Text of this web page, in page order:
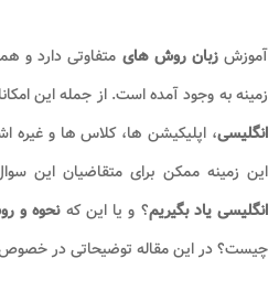
آموزشزبان روش های متفاوتی دارد و
زمینه به وجود آمده است. از جمله این
انگلیسی، اپلیکیشن ها، کلاس ها و غیره
این زمینه ممکن برای متقاضیان این
انگلیسی یاد بگیریم؟ و یا این که نحوه و
چیست؟ در این مقاله توضیحاتی در خصوص